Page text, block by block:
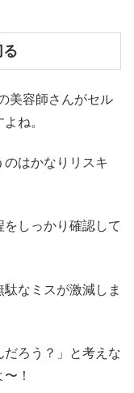
美容師さんがセル
ね。
はかなりリスキ
しっかり確認して
なミスが激減しま
だろう？」と考えな
！